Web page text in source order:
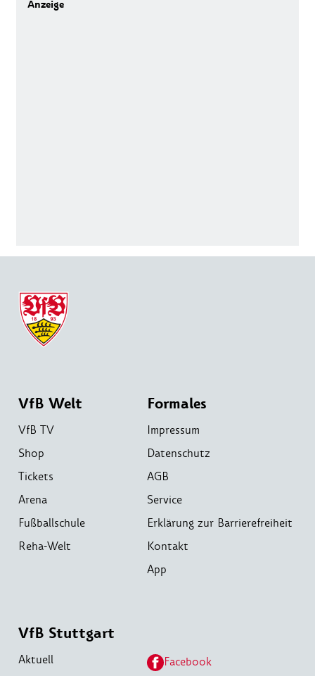
VfB Welt
VfB TV
Shop
Tickets
Arena
Fußballschule
Reha-Welt
Formales
Impressum
Datenschutz
AGB
Service
Erklärung zur Barrierefreiheit
Kontakt
App
VfB Stuttgart
Aktuell
Facebook